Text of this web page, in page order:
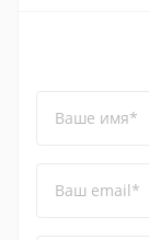
Ваше имя*
Ваш email*